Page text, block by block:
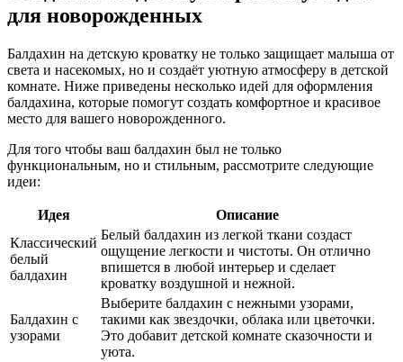
для новорожденных
Балдахин на детскую кроватку не только защищает малыша от
света и насекомых, но и создаёт уютную атмосферу в детской
комнате. Ниже приведены несколько идей для оформления
балдахина, которые помогут создать комфортное и красивое
место для вашего новорожденного.
Для того чтобы ваш балдахин был не только
функциональным, но и стильным, рассмотрите следующие
идеи:
Идея
Описание
Классический
белый
балдахин
Белый балдахин из легкой ткани создаст
ощущение легкости и чистоты. Он отлично
впишется в любой интерьер и сделает
кроватку воздушной и нежной.
Балдахин с
узорами
Выберите балдахин с нежными узорами,
такими как звездочки, облака или цветочки.
Это добавит детской комнате сказочности и
уюта.